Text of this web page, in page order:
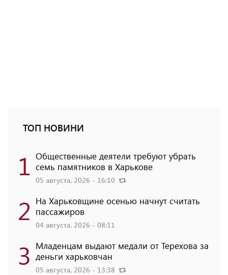
ТОП НОВИНИ
1 Общественные деятели требуют убрать
семь памятников в Харькове
05 августа, 2026 - 16:10
2 На Харьковщине осенью начнут считать
пассажиров
04 августа, 2026 - 08:11
3 Младенцам выдают медали от Терехова за
деньги харьковчан
05 августа, 2026 - 13:38